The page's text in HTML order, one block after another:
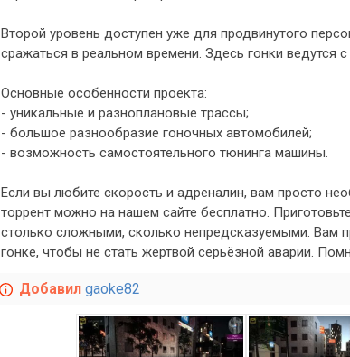
Второй уровень доступен уже для продвинутого
сражаться в реальном времени. Здесь гонки ведутся
Основные особенности проекта:
- уникальные и разноплановые трассы;
- большое разнообразие гоночных автомобилей;
- возможность самостоятельного тюнинга машины.
Если вы любите скорость и адреналин, вам просто
торрент можно на нашем сайте бесплатно.
столько сложными, сколько непредсказуемыми. Вам
гонке, чтобы не стать жертвой серьёзной аварии.
Добавил gaoke82